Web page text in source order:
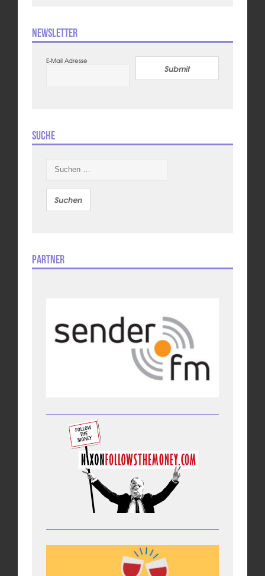
Newsletter
E-Mail Adresse
Submit
Suche
nach:
Partner